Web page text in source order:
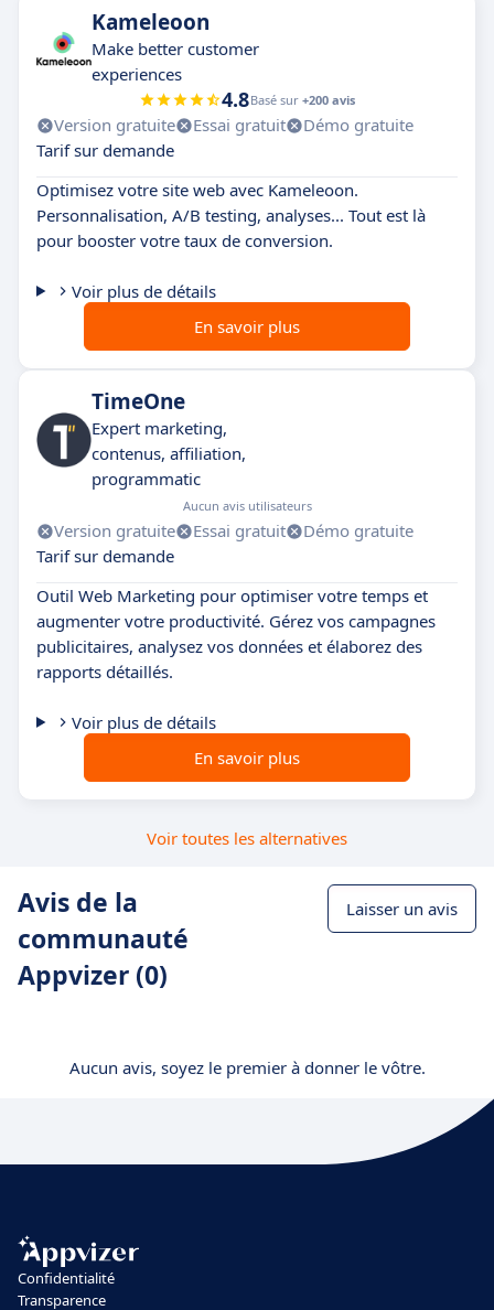
Kameleoon
Make better customer
experiences
4.8Basé sur +200 avis
Version gratuite Essai gratuit
Démo gratuite
Tarif sur demande
Optimisez votre site web avec Kameleoon.
Personnalisation, A/B testing, analyses... Tout est là
pour booster votre taux de conversion.
Voir plus de détails
En savoir plus
TimeOne
Expert marketing,
contenus, affiliation,
programmatic
Aucun avis utilisateurs
Version gratuite Essai gratuit
Démo gratuite
Tarif sur demande
Outil Web Marketing pour optimiser votre temps et
augmenter votre productivité. Gérez vos campagnes
publicitaires, analysez vos données et élaborez des
rapports détaillés.
Voir plus de détails
En savoir plus
Voir toutes les alternatives
Avis de la
communauté
Appvizer (0)
Laisser un avis
Aucun avis, soyez le premier à donner le vôtre.
Confidentialité
Transparence